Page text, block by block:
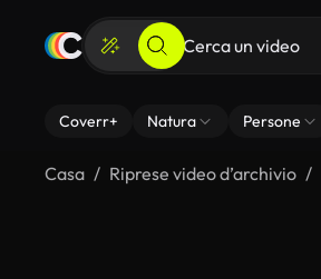
Coverr+ Natura Persone
Casa Riprese video d’archivio